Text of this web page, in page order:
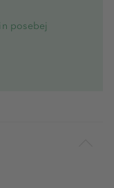
posebej